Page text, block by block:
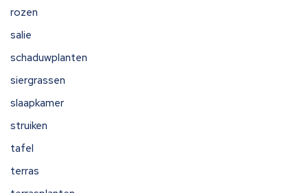
rozen
salie
schaduwplanten
siergrassen
slaapkamer
struiken
tafel
terras